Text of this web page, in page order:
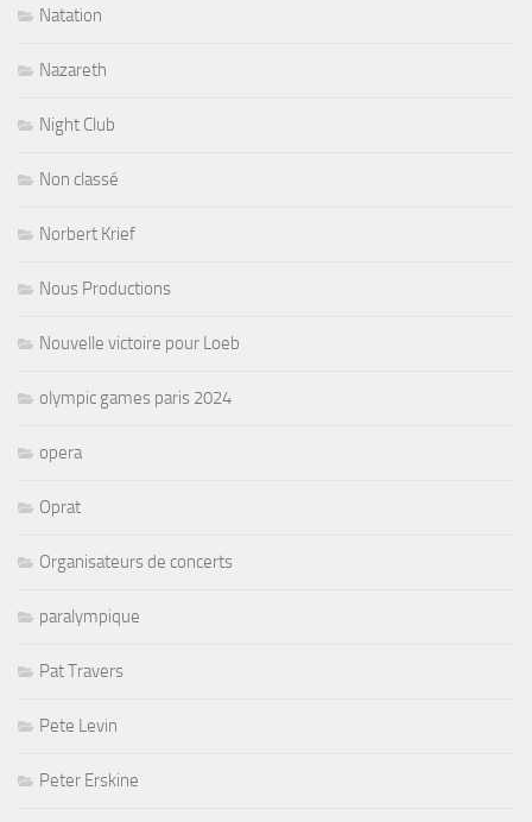
Natation
Nazareth
Night Club
Non classé
Norbert Krief
Nous Productions
Nouvelle victoire pour Loeb
olympic games paris 2024
opera
Oprat
Organisateurs de concerts
paralympique
Pat Travers
Pete Levin
Peter Erskine